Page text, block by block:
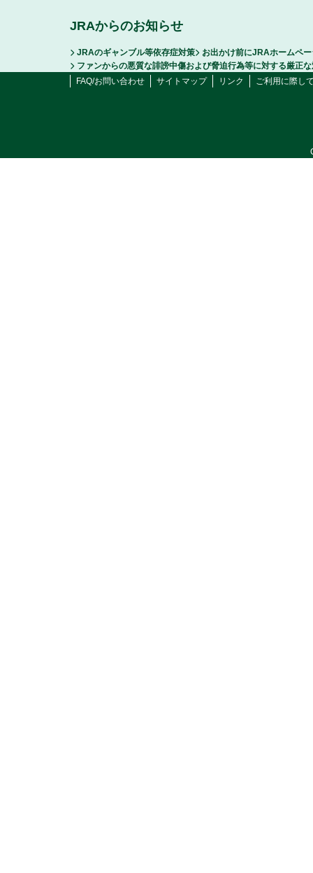
JRAからのお知らせ
JRAのギャンブル等依存症対策
お出かけ前にJRAホームペ
ファンからの悪質な誹謗中傷および脅迫行為等に対する厳正
FAQ/お問い合わせ
サイトマップ リンク ご利用に際し